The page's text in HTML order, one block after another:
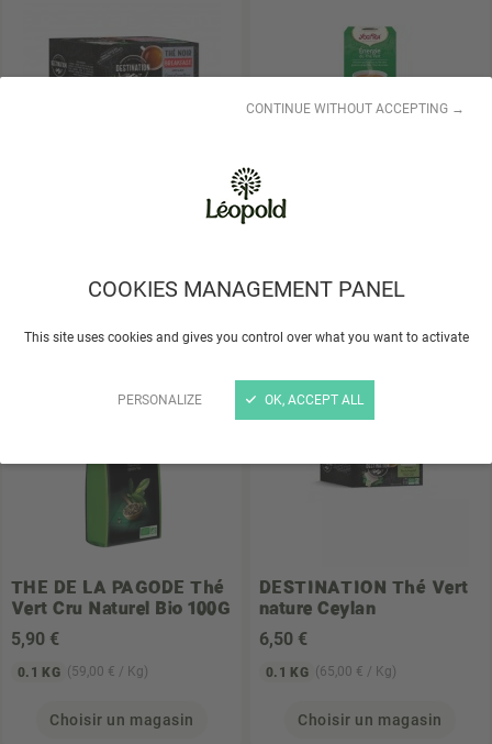
COOKIES MANAGEMENT PANEL
This site uses cookies and gives you control over what you want to activate
PERSONALIZE
CONTINUE WITHOUT ACCEPTING →
OK, ACCEPT ALL
YOGI TEA
Énergie 30,6gr
THE DE LA PAGODE Thé
Vert Cru Naturel Bio 100G
5,90 €
0.1 KG (59,00 € / Kg)
Choisir un magasin
TOP VENTE
DESTINATION Thé Vert
nature Ceylan
6,50 €
0.1 KG (65,00 € / Kg)
Choisir un magasin